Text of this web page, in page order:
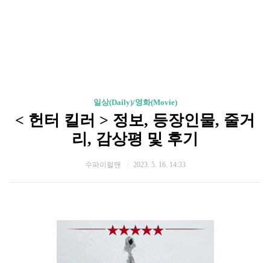
일상(Daily)/영화(Movie)
< 헌터 킬러 > 정보, 등장인물, 줄거
리, 감상평 및 후기
수파이럴맨 2023. 5. 16. 14:33